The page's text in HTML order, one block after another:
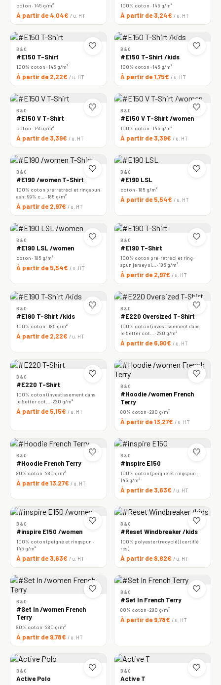
coton · 145 g/m²
À partir de 4,04€ / u. HT
100% coton · 145 g/m²
À partir de 3,24€ / u. HT
🤍
B&C
#E150 T-Shirt
100% coton · 145 g/m²
À partir de 2,22€ / u. HT
🤍
B&C
#E150 T-Shirt /kids
100% coton · 145 g/m²
À partir de 1,75€ / u. HT
🤍
B&C
#E150 V T-Shirt
coton · 145 g/m²
À partir de 3,39€ / u. HT
🤍
B&C
#E150 V T-Shirt /women
100% coton · 145 g/m²
À partir de 3,39€ / u. HT
🤍
B&C
#E190 /women T-Shirt
100% coton pré-rétréci et ringspun
ash: 99% c… · 185 g/m²
À partir de 2,97€ / u. HT
🤍
B&C
#E190 LSL
coton · 185 g/m²
À partir de 5,54€ / u. HT
🤍
B&C
#E190 LSL /women
coton · 185 g/m²
À partir de 5,54€ / u. HT
🤍
B&C
#E190 T-Shirt
100% coton pré-rétréci et ring-
spun jersey si… · 185 g/m²
À partir de 2,97€ / u. HT
🤍
B&C
#E190 T-Shirt /kids
100% coton · 185 g/m²
À partir de 2,22€ / u. HT
🤍
B&C
#E220 Oversized T-Shirt
100% coton (investissement dans
le better cot… · 220 g/m²
À partir de 6,90€ / u. HT
🤍
B&C
#E220 T-Shirt
100% coton (investissement dans
le better cot… · 220 g/m²
À partir de 5,15€ / u. HT
🤍
B&C
#Hoodie /women French
Terry
80% coton · 280 g/m²
À partir de 13,27€ / u. HT
🤍
B&C
#Hoodie French Terry
80% coton · 280 g/m²
À partir de 13,27€ / u. HT
🤍
B&C
#inspire E150
100% coton (peigné et ringspun ·
145 g/m²
À partir de 3,63€ / u. HT
🤍
B&C
#inspire E150 /women
100% coton (peigné et ringspun ·
145 g/m²
À partir de 3,63€ / u. HT
🤍
B&C
#Reset Windbreaker /kids
100% polyester (recyclé) (certifié
rcs)
À partir de 8,82€ / u. HT
🤍
B&C
#Set In /women French
Terry
80% coton · 280 g/m²
À partir de 9,78€ / u. HT
🤍
B&C
#Set In French Terry
80% coton · 280 g/m²
À partir de 9,78€ / u. HT
🤍
B&C
Active Polo
🤍
B&C
Active T